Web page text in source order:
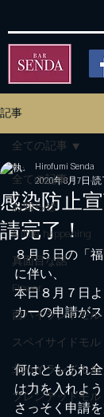
記事
全ての記事
お知らせ
A little happening
真面目な話
Flower
西ハイランドモル
スペイサイドモル
北ハイランドモル
ブレンデッドモル
全ての記事
感染防止
請完了！
Hirofumi Senda
2020年8月7日 読
８月５日の「
に伴い、
本日８月７日
カーの申請が
何はともあれ
は力を入れよう
さっそく申請